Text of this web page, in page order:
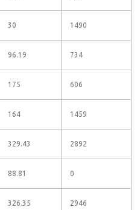
30 1490
96.19 734
175 606
164 1459
329.43 2892
88.81 0
326.35 2946